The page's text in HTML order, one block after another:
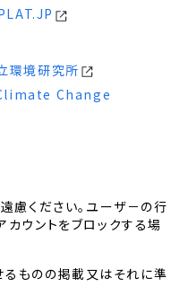
環境研究所
Change
慮ください。ユーザ－の行
ウントをブロックする場
ものの掲載又はそれに準